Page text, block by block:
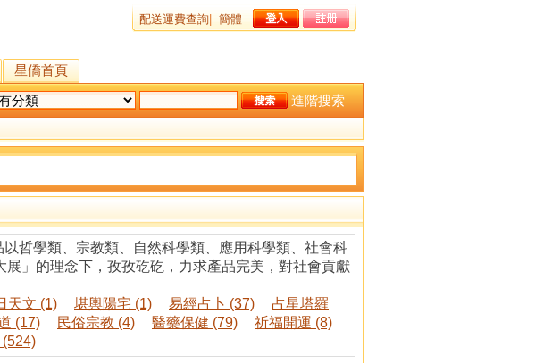
配送運費查詢 簡體
星僑首頁
進階搜索
哲學類、宗教類、自然科學類、應用科學類、社會科
」的理念下，孜孜矻矻，力求產品完美，對社會貢獻
天文 (1) 堪輿陽宅 (1) 易經占卜 (37)
占星塔羅
(17) 民俗宗教 (4) 醫藥保健 (79)
祈福開運 (8)